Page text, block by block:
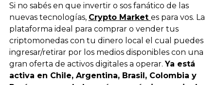
Si no sabés en que invertir o sos fanático de las
nuevas tecnologías, Crypto Market es para vos. La
plataforma ideal para comprar o vender tus
criptomonedas con tu dinero local el cual puedes
ingresar/retirar por los medios disponibles con una
gran oferta de activos digitales a operar.Ya está
activa en Chile, Argentina, Brasil, Colombia y